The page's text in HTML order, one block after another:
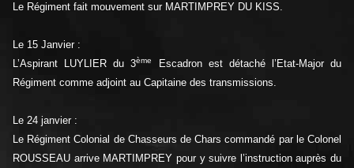
Le Régiment fait mouvement sur MARTIMPREY DU KISS.
Le 15 Janvier :
L’Aspirant LUYLIER du 3ème
Escadron est détaché l’Etat-Major du
Régiment comme adjoint au Capitaine des transmissions.
Le 24 janvier :
Le Régiment Colonial de Chasseurs de Chars commandé par le Colonel
ROUSSEAU arrive MARTIMPREY pour y suivre l’instruction auprès du